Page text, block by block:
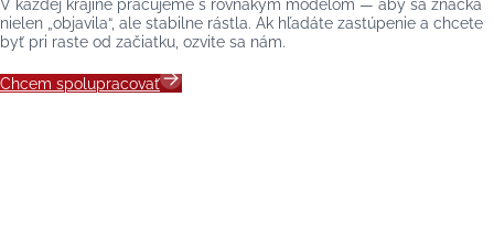
V každej krajine pracujeme s rovnakým modelom — aby sa značka
nielen „objavila“, ale stabilne rástla. Ak hľadáte zastúpenie a chcete
byť pri raste od začiatku, ozvite sa nám.
Chcem spolupracovať